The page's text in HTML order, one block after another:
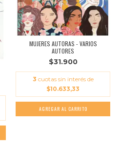
MUJERES AUTORAS - VARIOS
AUTORES
$31.900
3 cuotas sin interés de
$10.633,33